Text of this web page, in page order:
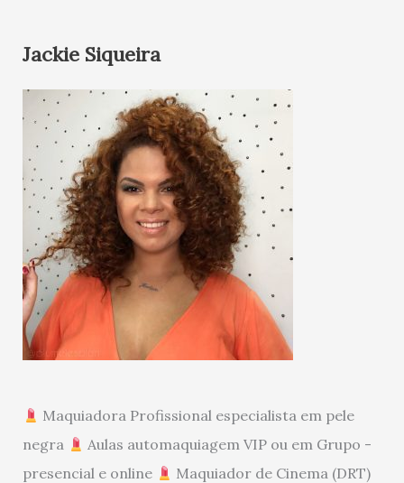
Jackie Siqueira
Maquiadora Profissional especialista em pele
negra
Aulas automaquiagem VIP ou em Grupo -
presencial e online
Maquiador de Cinema (DRT)